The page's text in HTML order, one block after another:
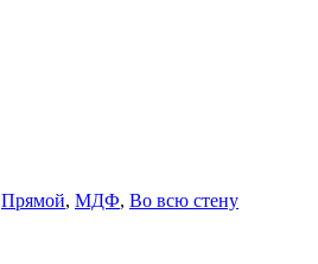
Прямой, МДФ, Во всю стену